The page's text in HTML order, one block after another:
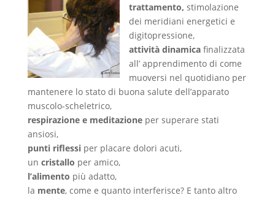
trattamento, stimolazione
dei meridiani energetici e
digitopressione,
attività dinamicafinalizzata
all’ apprendimento di come
muoversi nel quotidiano per
mantenere lo stato di buona salute dell’apparato
muscolo-scheletrico,
respirazione e meditazioneper superare stati
ansiosi,
punti riflessiper placare dolori acuti,
un cristallo per amico,
l’alimento più adatto,
la mente, come e quanto interferisce? E tanto altro